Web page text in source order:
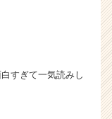
すぎて一気読みし